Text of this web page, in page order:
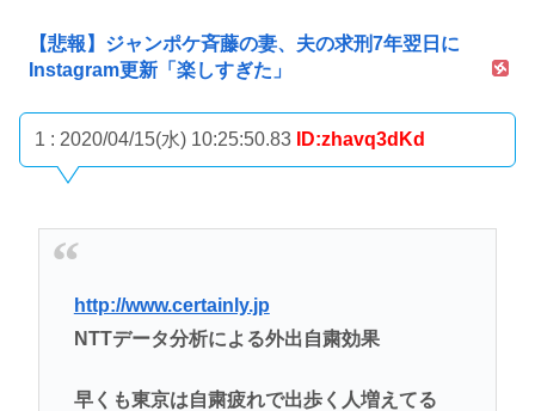
【悲報】ジャンポケ斉藤の妻、夫の求刑7年翌日に
Instagram更新「楽しすぎた」
1 : 2020/04/15(水) 10:25:50.83 ID:zhavq3dKd
http://www.certainly.jp
NTTデータ分析による外出自粛効果
早くも東京は自粛疲れで出歩く人増えてる